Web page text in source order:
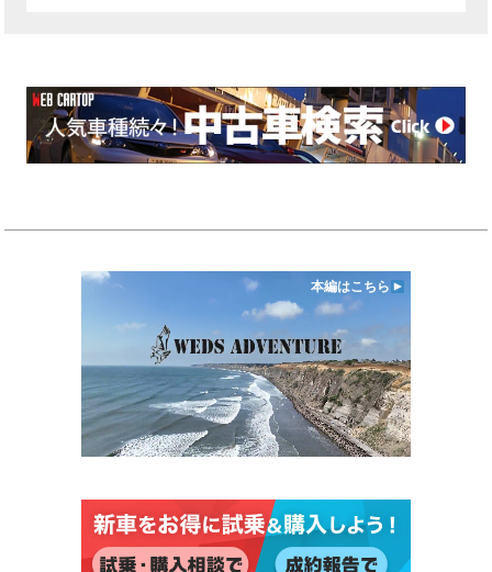
本編はこちら